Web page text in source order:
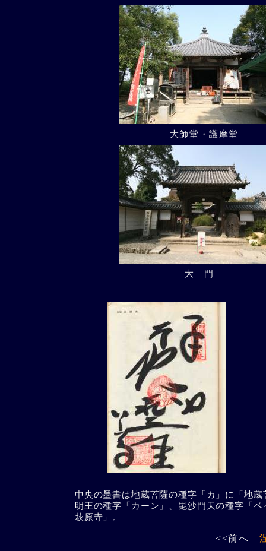
大師堂・護摩堂
大門
中央の墨書は地蔵菩薩の種字「カ」に「地
明王の種字「カーン」、毘沙門天の種字「
萩原寺」。
<<前へ